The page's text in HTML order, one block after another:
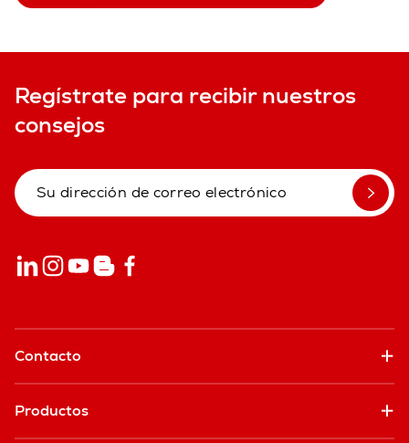
Regístrate para recibir nuestros
consejos
Contacto
Productos